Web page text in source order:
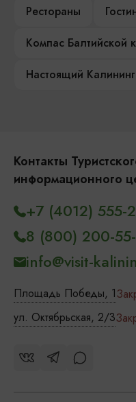
Рестораны
Компас Балтийской
Настоящий
Контакты
информационного
Площадь Победы, 1
ул. Октябрьская, 2/3
+7 (4012) 555-
8 (800) 200-
info@visit-